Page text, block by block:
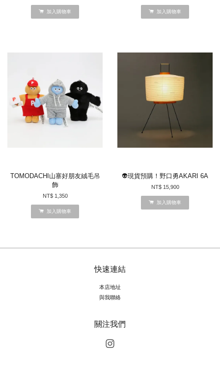
加入購物車 加入購物車
TOMODACHI山寨好朋友絨毛吊
飾
NT$ 1,350
加入購物車
👽現貨預購！野口勇AKARI 6A
NT$ 15,900
加入購物車
快速連結
本店地址
與我聯絡
關注我們